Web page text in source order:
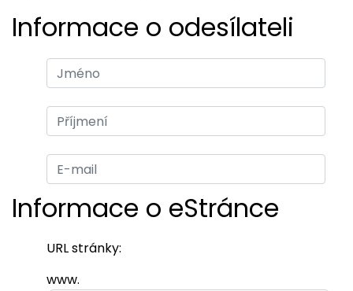
Informace o odesílateli
Informace o eStránce
URL stránky:
www.